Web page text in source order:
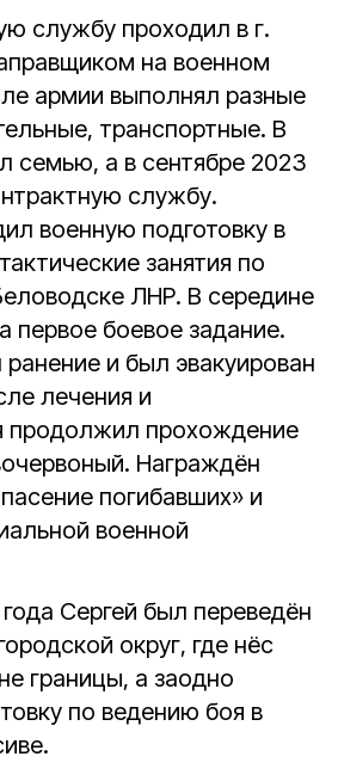
службу проходил в г.
на военном
армии выполнял разные
транспортные. В
семью, а в сентябре 2023
службу.
военную подготовку в
занятия по
ЛНР. В середине
первое боевое задание.
и был эвакуирован
лечения и
продолжил прохождение
Награждён
погибавших» и
военной
Сергей был переведён
округ, где нёс
границы, а заодно
по ведению боя в